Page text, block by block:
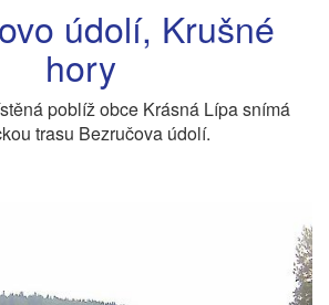
údolí, Krušné
hory
poblíž obce Krásná Lípa snímá
trasu Bezručova údolí.